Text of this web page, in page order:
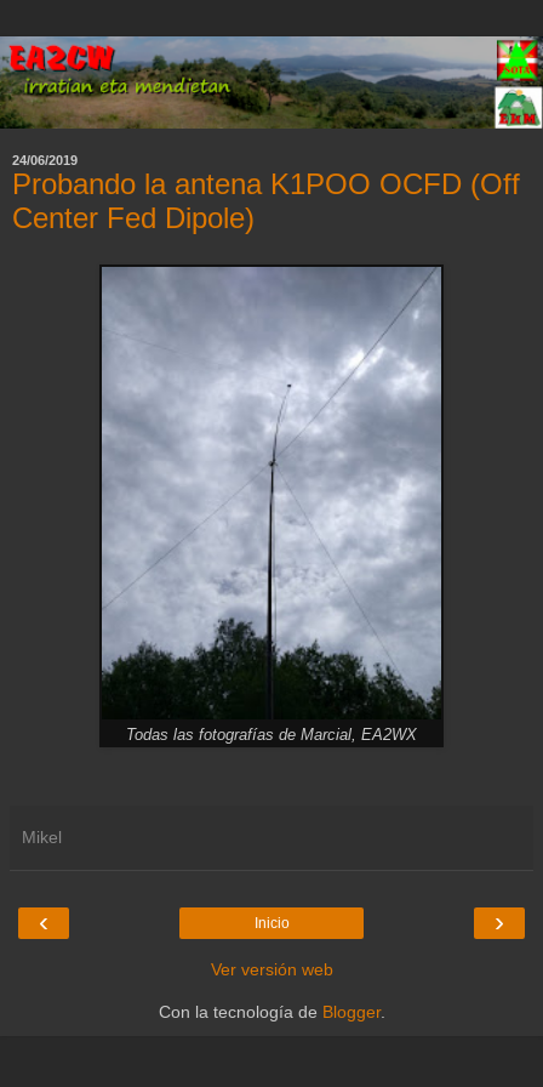
24/06/2019
Probando la antena K1POO OCFD (Off
Center Fed Dipole)
Todas las fotografías de Marcial, EA2WX
Mikel
‹ ›
Inicio
Ver versión web
Con la tecnología de Blogger.